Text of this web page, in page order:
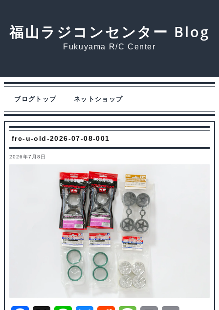
福山ラジコンセンター Blog
Fukuyama R/C Center
ブログトップ ネットショップ
frc-u-old-2026-07-08-001
2026年7月8日